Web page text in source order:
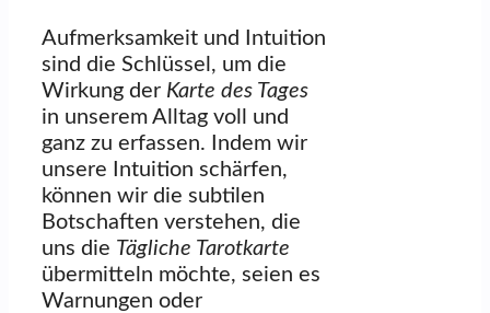
Aufmerksamkeit und Intuition
sind die Schlüssel, um die
Wirkung der Karte des Tages
in unserem Alltag voll und
ganz zu erfassen. Indem wir
unsere Intuition schärfen,
können wir die subtilen
Botschaften verstehen, die
uns die Tägliche Tarotkarte
übermitteln möchte, seien es
Warnungen oder